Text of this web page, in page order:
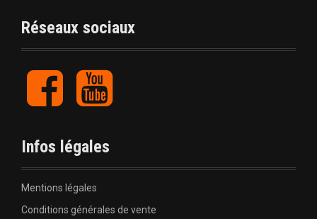
Réseaux sociaux
F
c
o
Y
u
Infos légales
Mentions légales
Conditions générales de vente